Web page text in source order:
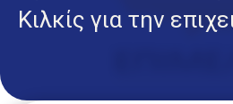
Κιλκίς για την